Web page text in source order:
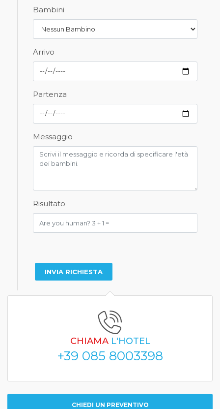
Bambini
Arrivo
Partenza
Messaggio
Risultato
CHIAMAL'HOTEL
+39 085 8003398
CHIEDI UN PREVENTIVO